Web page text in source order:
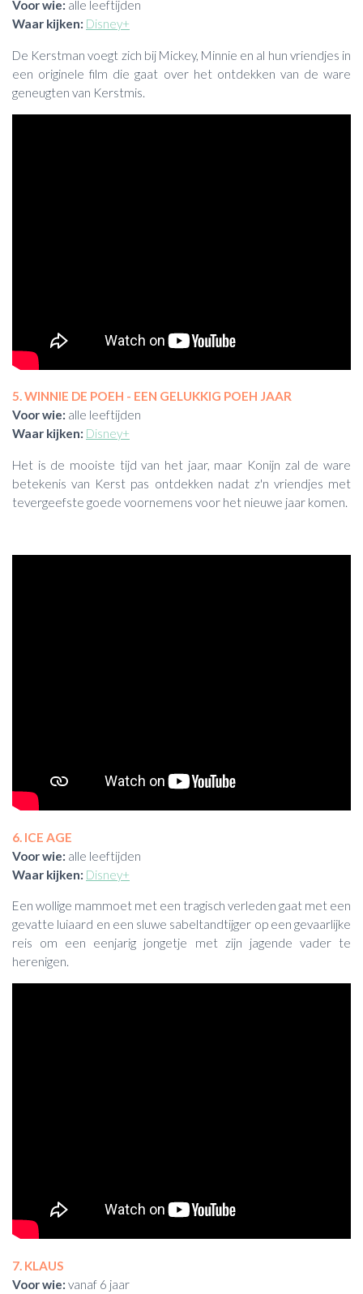
Voor wie: alle leeftijden
Waar kijken: Disney+
De Kerstman voegt zich bij Mickey, Minnie en al hun vriendjes in
een originele film die gaat over het ontdekken van de ware
geneugten van Kerstmis.
5. WINNIE DE POEH - EEN GELUKKIG POEH JAAR
Voor wie: alle leeftijden
Waar kijken: Disney+
Het is de mooiste tijd van het jaar, maar Konijn zal de ware
betekenis van Kerst pas ontdekken nadat z'n vriendjes met
tevergeefste goede voornemens voor het nieuwe jaar komen.
6. ICE AGE
Voor wie: alle leeftijden
Waar kijken: Disney+
Een wollige mammoet met een tragisch verleden gaat met een
gevatte luiaard en een sluwe sabeltandtijger op een gevaarlijke
reis om een eenjarig jongetje met zijn jagende vader te
herenigen.
7. KLAUS
Voor wie: vanaf 6 jaar